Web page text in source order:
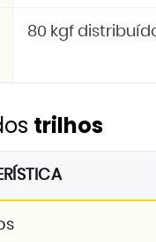
80 kgf
trilhos